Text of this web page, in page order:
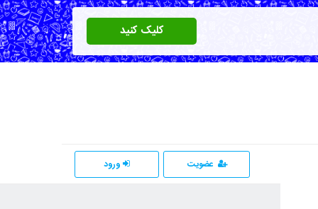
کلیک کنید
عضویت ورود